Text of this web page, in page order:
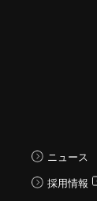
タータキット
ニュース
採用情報